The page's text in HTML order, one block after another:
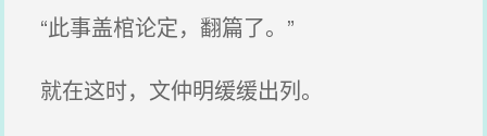
“此事盖棺论定，翻篇了。”
就在这时，文仲明缓缓出列。